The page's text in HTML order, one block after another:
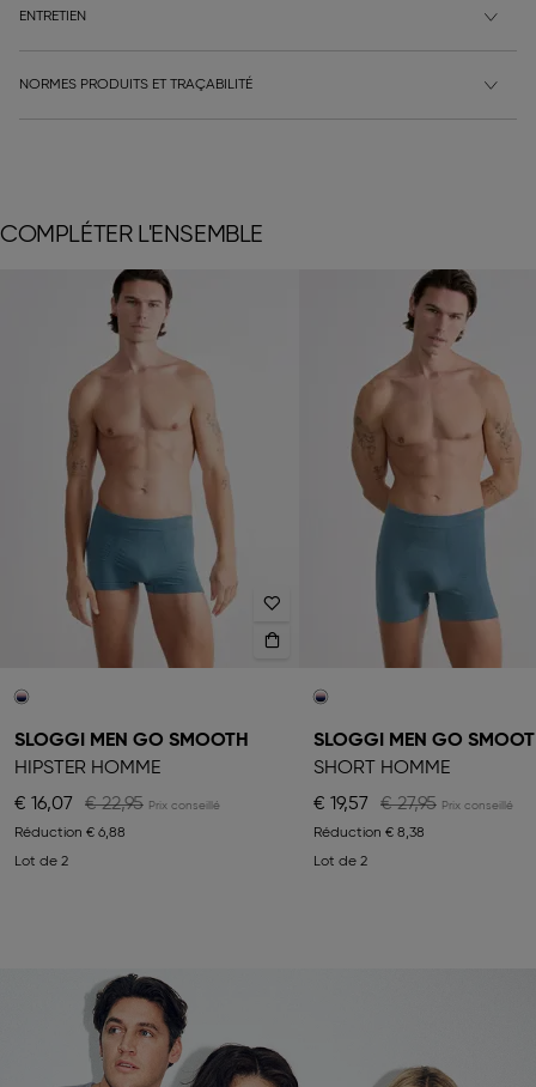
ENTRETIEN
NORMES PRODUITS ET TRAÇABILITÉ
COMPLÉTER L'ENSEMBLE
SLOGGI MEN GO SMOOTH
HIPSTER HOMME
€ 16,07
€ 22,95
Réduction € 6,88
Lot de 2
SLOGGI MEN GO
SHORT HOMME
€ 19,57
€ 27,95
Réduction € 8,38
Lot de 2